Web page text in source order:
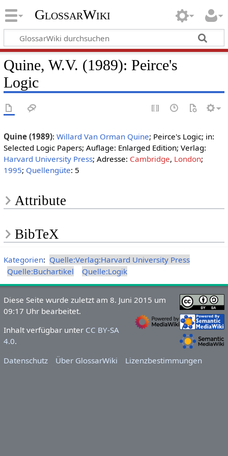
GlossarWiki
Quine, W.V. (1989): Peirce's
Logic
Quine (1989): Willard Van Orman Quine; Peirce's Logic; in:
Selected Logic Papers; Auflage: Enlarged Edition; Verlag:
Harvard University Press; Adresse: Cambridge, London;
1995; Quellengüte: 5
Attribute
BibTeX
Kategorien: Quelle:Verlag:Harvard University Press
Quelle:Buchartikel
Quelle:Logik
Diese Seite wurde zuletzt am 8. Juni 2015 um
09:17 Uhr bearbeitet.
Inhalt verfügbar unter CC BY-SA
4.0.
Datenschutz
Über GlossarWiki Lizenzbestimmungen